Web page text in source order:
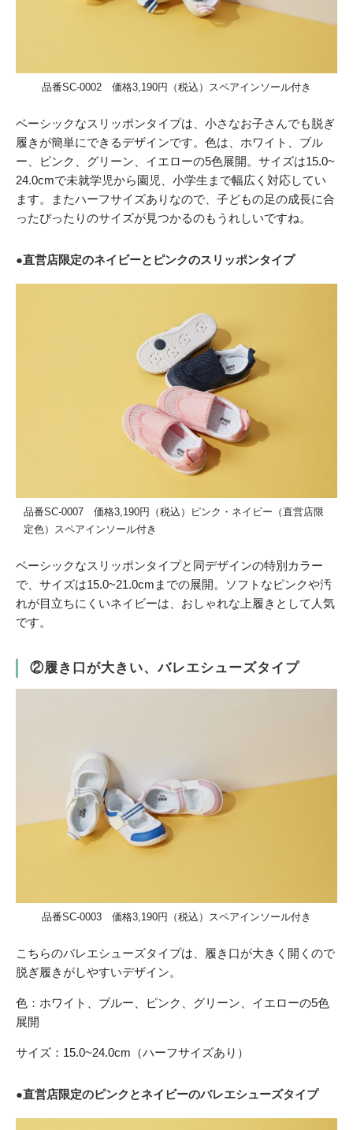
品番SC-0002 価格3,190円（税込）スペアインソール付き
ベーシックなスリッポンタイプは、小さなお子さんでも脱ぎ
履きが簡単にできるデザインです。色は、ホワイト、ブル
ー、ピンク、グリーン、イエローの5色展開。サイズは15.0~
24.0cmで未就学児から園児、小学生まで幅広く対応してい
ます。またハーフサイズありなので、子どもの足の成長に合
ったぴったりのサイズが見つかるのもうれしいですね。
●直営店限定のネイビーとピンクのスリッポンタイプ
品番SC-0007 価格3,190円（税込）ピンク・ネイビー（直営店限
定色）スペアインソール付き
ベーシックなスリッポンタイプと同デザインの特別カラー
で、サイズは15.0~21.0cmまでの展開。ソフトなピンクや汚
れが目立ちにくいネイビーは、おしゃれな上履きとして人気
です。
②履き口が大きい、バレエシューズタイプ
品番SC-0003 価格3,190円（税込）スペアインソール付き
こちらのバレエシューズタイプは、履き口が大きく開くので
脱ぎ履きがしやすいデザイン。
色：ホワイト、ブルー、ピンク、グリーン、イエローの5色
展開
サイズ：15.0~24.0cm（ハーフサイズあり）
●直営店限定のピンクとネイビーのバレエシューズタイプ